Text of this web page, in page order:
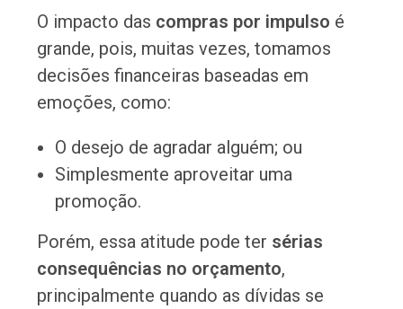
O impacto das compras por impulso é
grande, pois, muitas vezes, tomamos
decisões financeiras baseadas em
emoções, como:
O desejo de agradar alguém; ou
Simplesmente aproveitar uma
promoção.
Porém, essa atitude pode ter sérias
consequências no orçamento,
principalmente quando as dívidas se